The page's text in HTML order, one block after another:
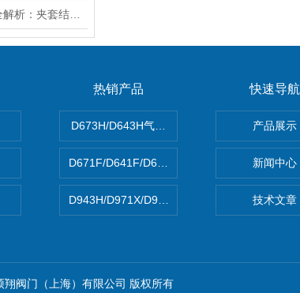
热销产品
D673H/D643H气动硬密封蝶阀
D671F/D641F/D671X/D641X气动衬氟衬胶蝶阀
D943H/D971X/D971F46法兰电动蝶阀
快速导航
产品展示
新闻中心
技术文章
阀门（上海）有限公司 版权所有